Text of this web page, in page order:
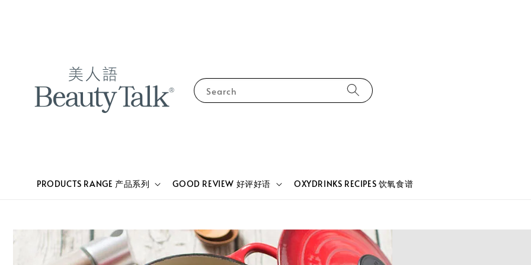
Search
PRODUCTS RANGE 产品系列 GOOD REVIEW 好评好语 OXYDRINKS RECIPES 饮氧食谱